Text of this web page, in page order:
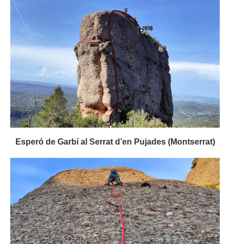
Esperó de Garbí al Serrat d’en Pujades (Montserrat)